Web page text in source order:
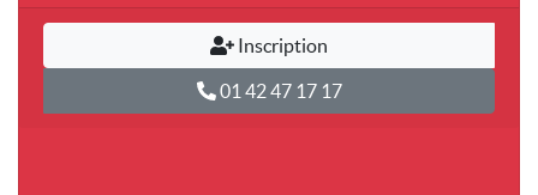
Inscription
01 42 47 17 17